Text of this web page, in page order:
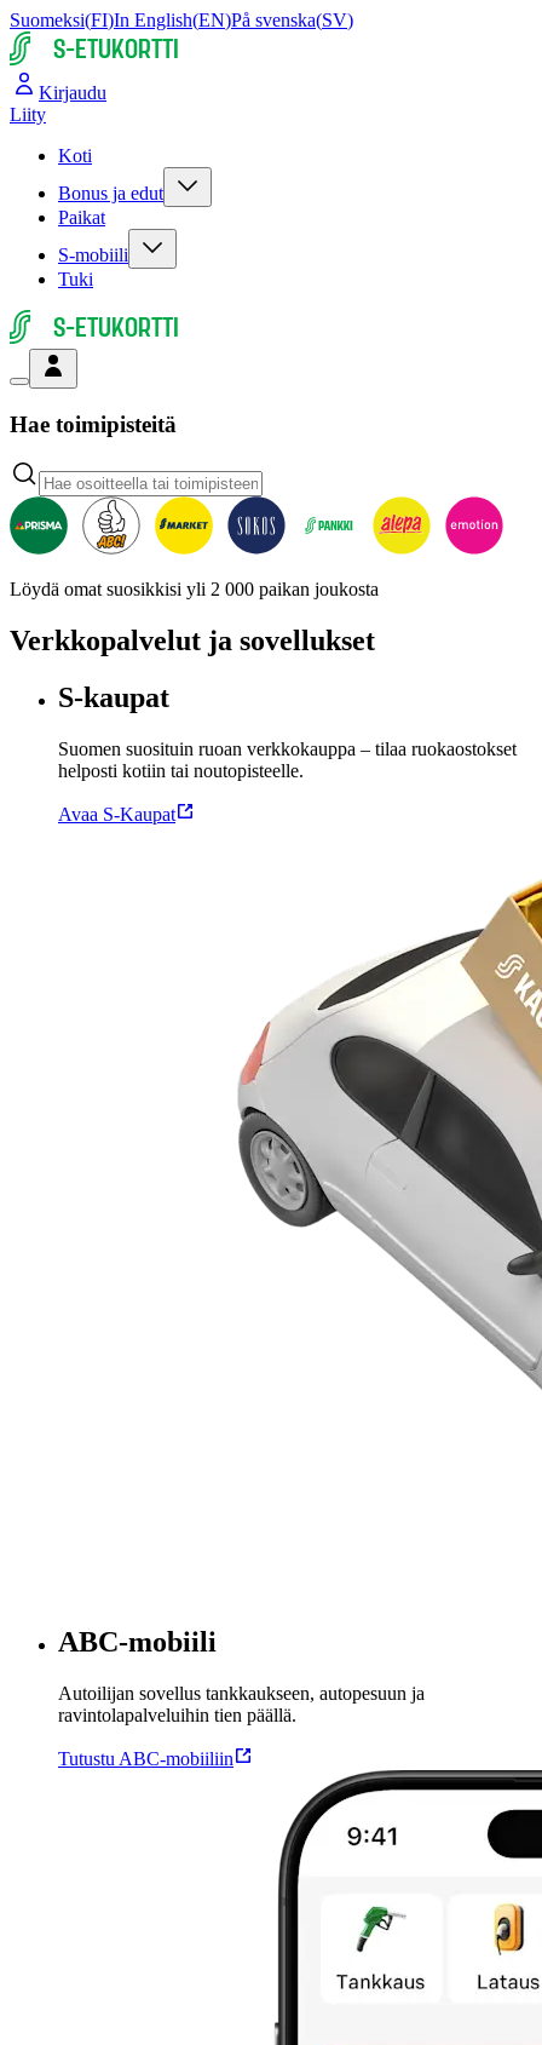
Suomeksi(FI)In English(EN)På svenska(SV)
S-ETUKORTTI
Kirjaudu
Liity
Koti
Bonus ja edut
Paikat
S-mobiili
Tuki
S-ETUKORTTI
Hae toimipisteitä
Löydä omat suosikkisi yli 2 000 paikan joukosta
Verkkopalvelut ja sovellukset
S-kaupat
Suomen suosituin ruoan verkkokauppa – tilaa ruokaostokset
helposti kotiin tai noutopisteelle.
Avaa S-Kaupat
ABC-mobiili
Autoilijan sovellus tankkaukseen, autopesuun ja
ravintolapalveluihin tien päällä.
Tutustu ABC-mobiiliin